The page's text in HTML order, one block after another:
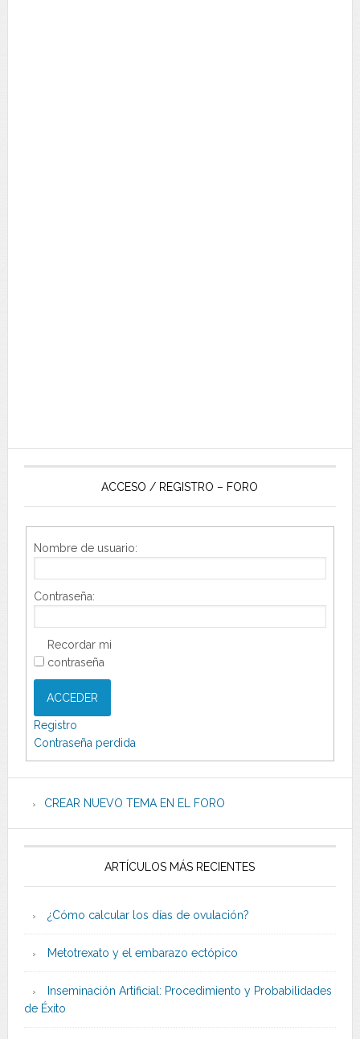
ACCESO / REGISTRO – FORO
Nombre de usuario:
Contraseña:
Recordar mi
contraseña
ACCEDER
Registro
Contraseña perdida
CREAR NUEVO TEMA EN EL FORO
ARTÍCULOS MÁS RECIENTES
¿Cómo calcular los días de ovulación?
Metotrexato y el embarazo ectópico
Inseminación Artificial: Procedimiento y Probabilidades
de Éxito